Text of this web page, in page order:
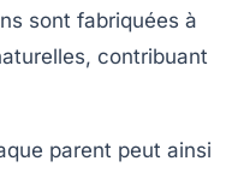
sont fabriquées à
contribuant
parent peut ainsi